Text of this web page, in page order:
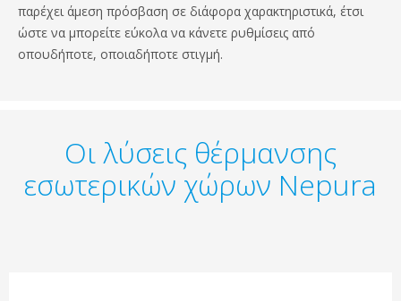
παρέχει άμεση πρόσβαση σε διάφορα χαρακτηριστικά, έτσι
ώστε να μπορείτε εύκολα να κάνετε ρυθμίσεις από
οπουδήποτε, οποιαδήποτε στιγμή.
Οι λύσεις θέρμανσης
εσωτερικών χώρων Nepura